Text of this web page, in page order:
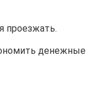
проезжать.
денежные